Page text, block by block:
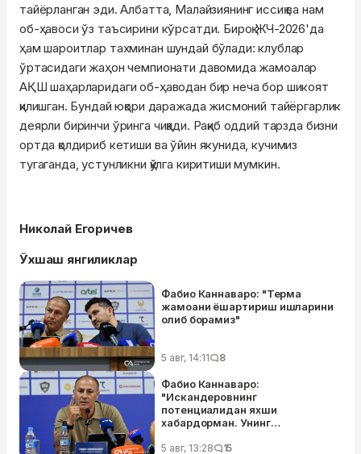
тайёрланган эди. Албатта, Малайзиянинг иссиқ ва нам
об-ҳавоси ўз таъсирини кўрсатди. Бироқ ЖЧ-2026'да
ҳам шароитлар тахминан шундай бўлади: клублар
ўртасидаги жаҳон чемпионати давомида жамоалар
АҚШ шаҳарларидаги об-ҳаводан бир неча бор шикоят
қилишган. Бундай юқори даражада жисмоний тайёргарлик
деярли биринчи ўринга чиқади. Рақиб оддий тарзда бизни
ортда қолдириб кетиши ва ўйин якунида, кучимиз
тугаганда, устунликни қўлга киритиши мумкин.
Николай Егоричев
Ўхшаш янгиликлар
Фабио Каннаваро: "Терма
жамоани ёшартириш ишларини
олиб борамиз"
5 авг, 14:11 8
Фабио Каннаваро:
"Искандеровнинг
потенциалидан яхши
хабардорман. Унинг
олиб борганман"
5 авг, 13:28 15